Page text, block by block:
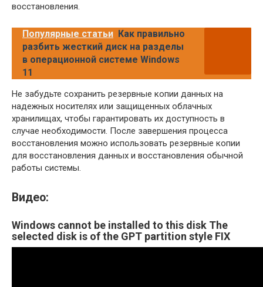
восстановления.
Популярные статьи Как правильно
разбить жесткий диск на разделы
в операционной системе Windows
11
Не забудьте сохранить резервные копии данных на
надежных носителях или защищенных облачных
хранилищах, чтобы гарантировать их доступность в
случае необходимости. После завершения процесса
восстановления можно использовать резервные копии
для восстановления данных и восстановления обычной
работы системы.
Видео:
Windows cannot be installed to this disk The
selected disk is of the GPT partition style FIX